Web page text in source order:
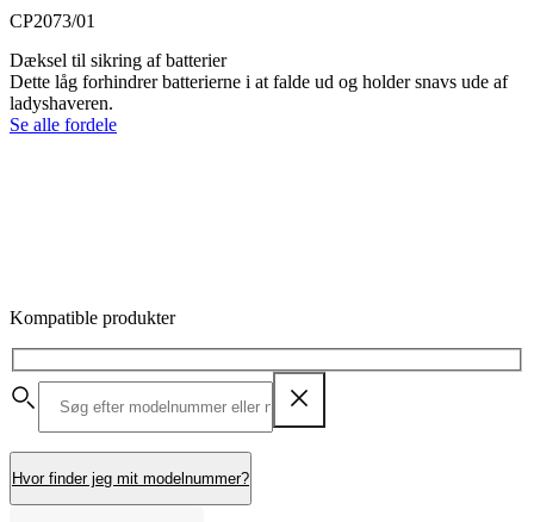
CP2073/01
Dæksel til sikring af batterier
Dette låg forhindrer batterierne i at falde ud og holder snavs ude af
ladyshaveren.
Se alle fordele
Kompatible produkter
Hvor finder jeg mit modelnummer?